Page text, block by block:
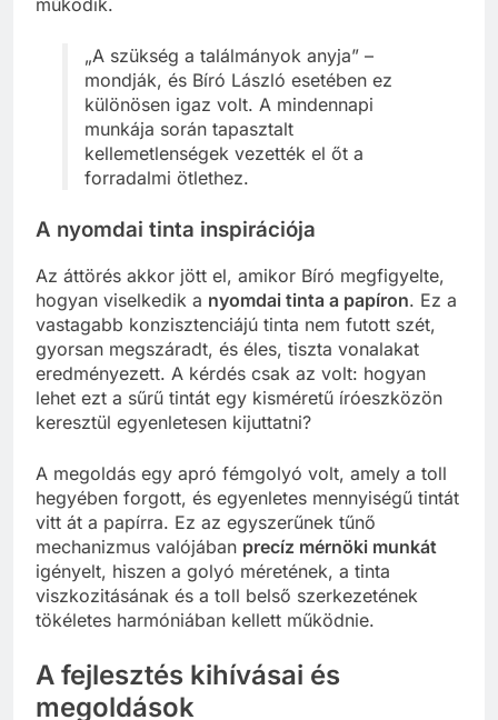
„A szükség a találmányok anyja” –
mondják, és Bíró László esetében ez
különösen igaz volt. A mindennapi
munkája során tapasztalt
kellemetlenségek vezették el őt a
forradalmi ötlethez.
A nyomdai tinta inspirációja
Az áttörés akkor jött el, amikor Bíró megfigyelte,
hogyan viselkedik a nyomdai tinta a papíron. Ez a
vastagabb konzisztenciájú tinta nem futott szét,
gyorsan megszáradt, és éles, tiszta vonalakat
eredményezett. A kérdés csak az volt: hogyan
lehet ezt a sűrű tintát egy kisméretű íróeszközön
keresztül egyenletesen kijuttatni?
A megoldás egy apró fémgolyó volt, amely a toll
hegyében forgott, és egyenletes mennyiségű tintát
vitt át a papírra. Ez az egyszerűnek tűnő
mechanizmus valójában precíz mérnöki munkát
igényelt, hiszen a golyó méretének, a tinta
viszkozitásának és a toll belső szerkezetének
tökéletes harmóniában kellett működnie.
A fejlesztés kihívásai és
megoldások